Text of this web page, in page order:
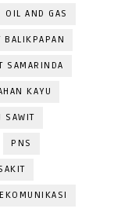
OIL AND GAS
BALIKPAPAN
SAMARINDA
KAYU
SAWIT
PNS